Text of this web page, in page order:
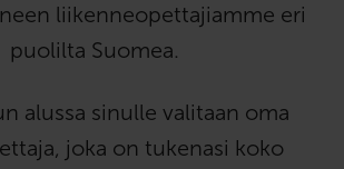
liikenneopettajiamme eri
puolilta Suomea.
alussa sinulle valitaan oma
joka on tukenasi koko